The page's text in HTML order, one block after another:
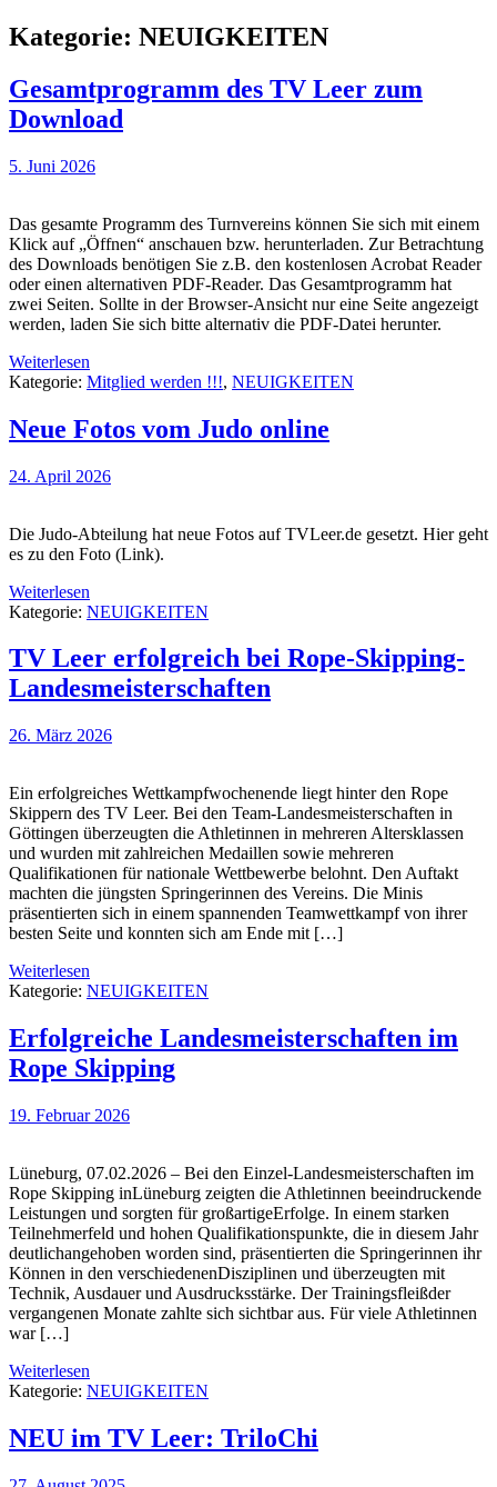
Kategorie: NEUIGKEITEN
Gesamtprogramm des TV Leer zum
Download
5. Juni 2026
Das gesamte Programm des Turnvereins können Sie sich mit einem
Klick auf „Öffnen“ anschauen bzw. herunterladen. Zur Betrachtung
des Downloads benötigen Sie z.B. den kostenlosen Acrobat Reader
oder einen alternativen PDF-Reader. Das Gesamtprogramm hat
zwei Seiten. Sollte in der Browser-Ansicht nur eine Seite angezeigt
werden, laden Sie sich bitte alternativ die PDF-Datei herunter.
Weiterlesen
Kategorie: Mitglied werden !!!, NEUIGKEITEN
Neue Fotos vom Judo online
24. April 2026
Die Judo-Abteilung hat neue Fotos auf TVLeer.de gesetzt. Hier geht
es zu den Foto (Link).
Weiterlesen
Kategorie: NEUIGKEITEN
TV Leer erfolgreich bei Rope-Skipping-
Landesmeisterschaften
26. März 2026
Ein erfolgreiches Wettkampfwochenende liegt hinter den Rope
Skippern des TV Leer. Bei den Team-Landesmeisterschaften in
Göttingen überzeugten die Athletinnen in mehreren Altersklassen
und wurden mit zahlreichen Medaillen sowie mehreren
Qualifikationen für nationale Wettbewerbe belohnt. Den Auftakt
machten die jüngsten Springerinnen des Vereins. Die Minis
präsentierten sich in einem spannenden Teamwettkampf von ihrer
besten Seite und konnten sich am Ende mit […]
Weiterlesen
Kategorie: NEUIGKEITEN
Erfolgreiche Landesmeisterschaften im
Rope Skipping
19. Februar 2026
Lüneburg, 07.02.2026 – Bei den Einzel-Landesmeisterschaften im
Rope Skipping inLüneburg zeigten die Athletinnen beeindruckende
Leistungen und sorgten für großartigeErfolge. In einem starken
Teilnehmerfeld und hohen Qualifikationspunkte, die in diesem Jahr
deutlichangehoben worden sind, präsentierten die Springerinnen ihr
Können in den verschiedenenDisziplinen und überzeugten mit
Technik, Ausdauer und Ausdrucksstärke. Der Trainingsfleißder
vergangenen Monate zahlte sich sichtbar aus. Für viele Athletinnen
war […]
Weiterlesen
Kategorie: NEUIGKEITEN
NEU im TV Leer: TriloChi